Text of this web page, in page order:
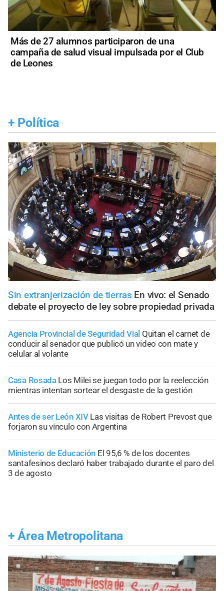
Más de 27 alumnos participaron de una
campaña de salud visual impulsada por el Club
de Leones
+ Política
Sin extranjerización de tierras En vivo: el Senado
debate el proyecto de ley sobre propiedad privada
Agencia Provincial de Seguridad Vial Quitan el carnet de
conducir al senador que publicó un video con mate y
celular al volante
Casa Rosada Los Milei se juegan todo por la reelección
mientras intentan sortear el desgaste de la gestión
Antes de ser León XIV Las visitas de Robert Prevost que
forjaron su vínculo con Argentina
Ministerio de Educación El 95,6 % de los docentes
santafesinos declaró haber trabajado durante el paro del
3 de agosto
+ Área Metropolitana